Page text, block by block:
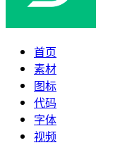
首页
素材
图标
代码
字体
视频